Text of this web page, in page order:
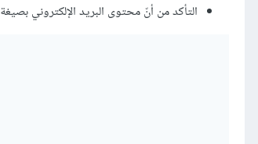
التأكد من أنّ محتوى البريد الإلكتروني بصيغة HTML.